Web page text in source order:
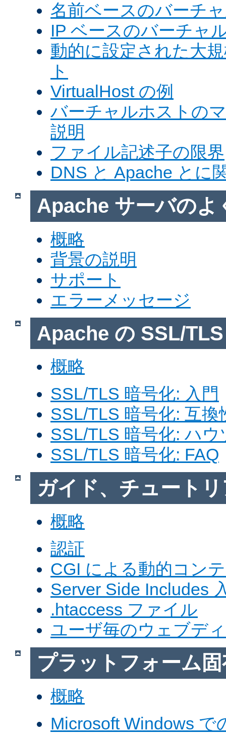
名前ベースのバーチ
IP ベースのバーチャ
動的に設定された大
ト
VirtualHost の例
バーチャルホストの
説明
ファイル記述子の限界
DNS と Apache とに
Apache サーバのよ
概略
背景の説明
サポート
エラーメッセージ
Apache の SSL/
概略
SSL/TLS 暗号化: 入門
SSL/TLS 暗号化: 互換
SSL/TLS 暗号化: ハウ
SSL/TLS 暗号化: FAQ
ガイド、チュート
概略
認証
CGI による動的コン
Server Side Includes
.htaccess ファイル
ユーザ毎のウェブデ
プラットフォーム
概略
Microsoft Windows で